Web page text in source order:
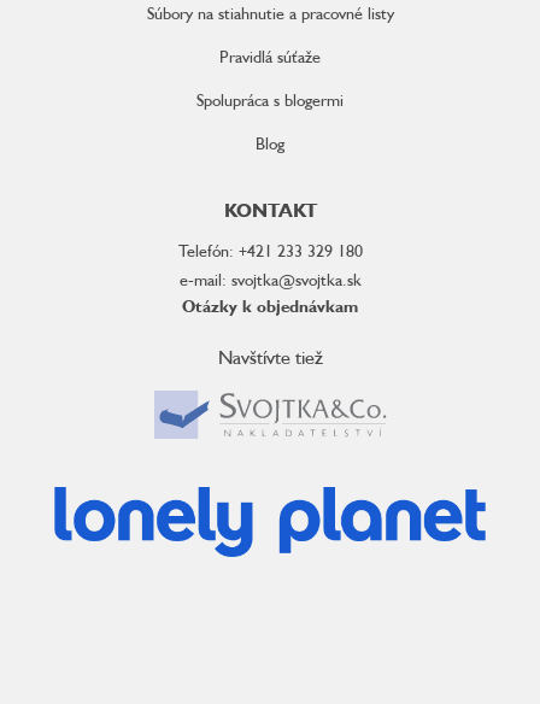
Súbory na stiahnutie a pracovné listy
Pravidlá súťaže
Spolupráca s blogermi
Blog
KONTAKT
Telefón: +421 233 329 180
e-mail: svojtka@svojtka.sk
Otázky k objednávkam
Navštívte tiež